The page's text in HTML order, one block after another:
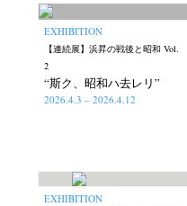
EXHIBITION
【連続展】浜昇の戦後と昭和 Vol.
2
“斯ク、昭和ハ去レリ”
2026.4.3 – 2026.4.12
EXHIBITION